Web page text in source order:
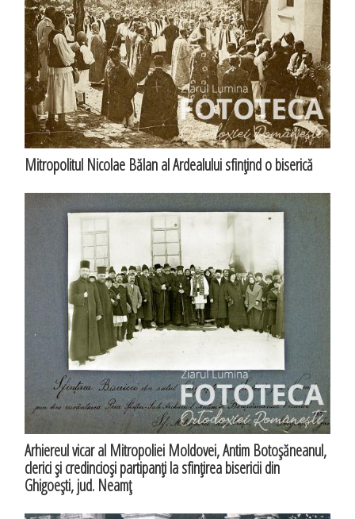
Mitropolitul Nicolae Bălan al Ardealului sfinţind o biserică
Arhiereul vicar al Mitropoliei Moldovei, Antim Botoşăneanul,
clerici şi credincioşi partipanţi la sfinţirea bisericii din
Ghigoeşti, jud. Neamţ